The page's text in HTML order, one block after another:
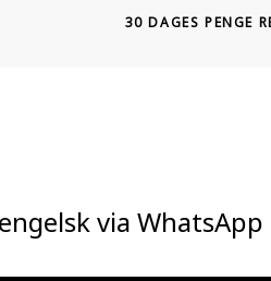
30 DAGES PENGE
via WhatsApp